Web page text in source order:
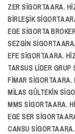
ZER SİGORTA ARA.
BİRLEŞİK SİGORTA
EGE SİGORTA
SEZGİN SİGORTA
EFE SİGORTA ARA.
TARSUS LİDER GRUP
FİMAR SİGORTA ARA.
MİLAS GÜLTEKİN
MMS SİGORTA ARA.
EGE SER SİGORTA
CANSU SİGORTA